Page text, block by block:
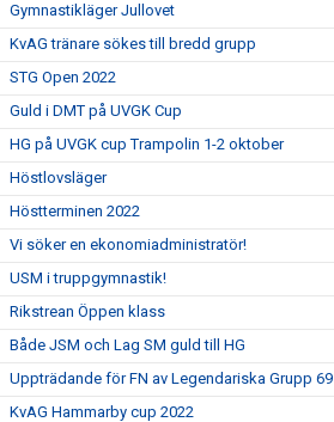
Gymnastikläger Jullovet
KvAG tränare sökes till bredd grupp
STG Open 2022
Guld i DMT på UVGK Cup
HG på UVGK cup Trampolin 1-2 oktober
Höstlovsläger
Höstterminen 2022
Vi söker en ekonomiadministratör!
USM i truppgymnastik!
Rikstrean Öppen klass
Både JSM och Lag SM guld till HG
Uppträdande för FN av Legendariska Grupp 69
KvAG Hammarby cup 2022